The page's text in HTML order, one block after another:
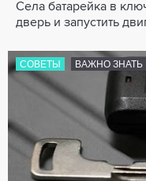
Села батарейка в
дверь и запустить
СОВЕТЫ ВАЖНО ЗНАТЬ